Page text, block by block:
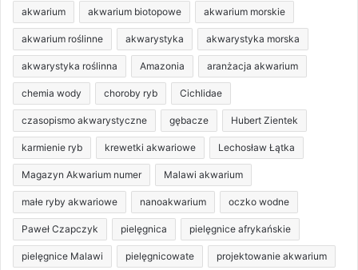
akwarium akwarium biotopowe akwarium morskie
akwarium roślinne akwarystyka akwarystyka morska
akwarystyka roślinna Amazonia aranżacja akwarium
chemia wody choroby ryb Cichlidae
czasopismo akwarystyczne gębacze Hubert Zientek
karmienie ryb krewetki akwariowe Lechosław Łątka
Magazyn Akwarium numer Malawi akwarium
małe ryby akwariowe nanoakwarium oczko wodne
Paweł Czapczyk pielęgnica pielęgnice afrykańskie
pielęgnice Malawi pielęgnicowate projektowanie akwarium